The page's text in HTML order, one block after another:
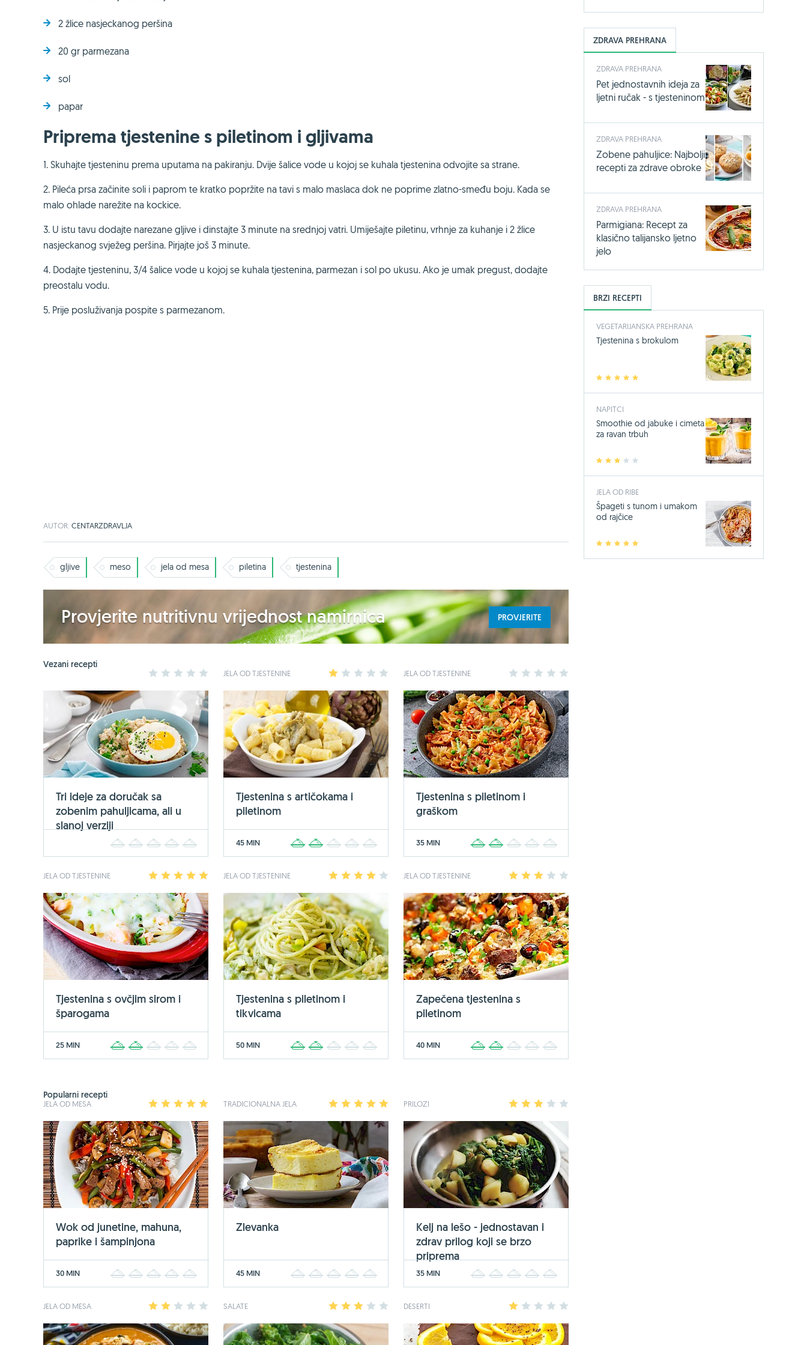
2 žlice nasjeckanog peršina
20 gr parmezana
sol
papar
Priprema tjestenine s piletinom i gljivama
1. Skuhajte tjesteninu prema uputama na pakiranju. Dvije šalice vode u kojoj se kuhala tjestenina odvojite sa strane.
2. Pileća prsa začinite soli i paprom te kratko popržite na tavi s malo maslaca dok ne poprime zlatno-smeđu boju. Kada se
malo ohlade narežite na kockice.
3. U istu tavu dodajte narezane gljive i dinstajte 3 minute na srednjoj vatri. Umiješajte piletinu, vrhnje za kuhanje i 2 žlice
nasjeckanog svježeg peršina. Pirjajte još 3 minute.
4. Dodajte tjesteninu, 3/4 šalice vode u kojoj se kuhala tjestenina, parmezan i sol po ukusu. Ako je umak pregust, dodajte
preostalu vodu.
5. Prije posluživanja pospite s parmezanom.
AUTOR: CENTARZDRAVLJA
gljive meso jela od mesa piletina tjestenina
Provjerite nutritivnu vrijednost namirnica PROVJERITE
Vezani recepti
2 3 4
Tri ideje za doručak sa
zobenim pahuljicama, ali u
slanoj verziji
2 3 4
JELA OD TJESTENINE 2 3 4
Tjestenina s artičokama i
piletinom
45 MIN 2 3 4
JELA OD TJESTENINE 2 3 4
Tjestenina s piletinom i
graškom
35 MIN 2 3 4
JELA OD TJESTENINE 2 3 4
Tjestenina s ovčjim sirom i
šparogama
25 MIN 2 3 4
JELA OD TJESTENINE 2 3 4
Tjestenina s piletinom i
tikvicama
50 MIN 2 3 4
JELA OD TJESTENINE 2 3 4
Zapečena tjestenina s
piletinom
40 MIN 2 3 4
Popularni recepti
JELA OD MESA 2 3 4
Wok od junetine, mahuna,
paprike i šampinjona
30 MIN 2 3 4
TRADICIONALNA JELA 2 3 4
Zlevanka
45 MIN 2 3 4
PRILOZI 2 3 4
Kelj na lešo - jednostavan i
zdrav prilog koji se brzo
priprema
35 MIN 2 3 4
JELA OD MESA 2 3 4 SALATE 2 3 4 DESERTI 2 3 4
ZDRAVA PREHRANA
ZDRAVA PREHRANA
Pet jednostavnih ideja za
ljetni ručak - s tjesteninom
ZDRAVA PREHRANA
Zobene pahuljice: Najbolji
recepti za zdrave obroke
ZDRAVA PREHRANA
Parmigiana: Recept za
klasično talijansko ljetno
jelo
BRZI RECEPTI
VEGETARIJANSKA PREHRANA
2 3 4
Tjestenina s brokulom
NAPITCI
2 3 4
Smoothie od jabuke i cimeta
za ravan trbuh
JELA OD RIBE
2 3 4
Špageti s tunom i umakom
od rajčice